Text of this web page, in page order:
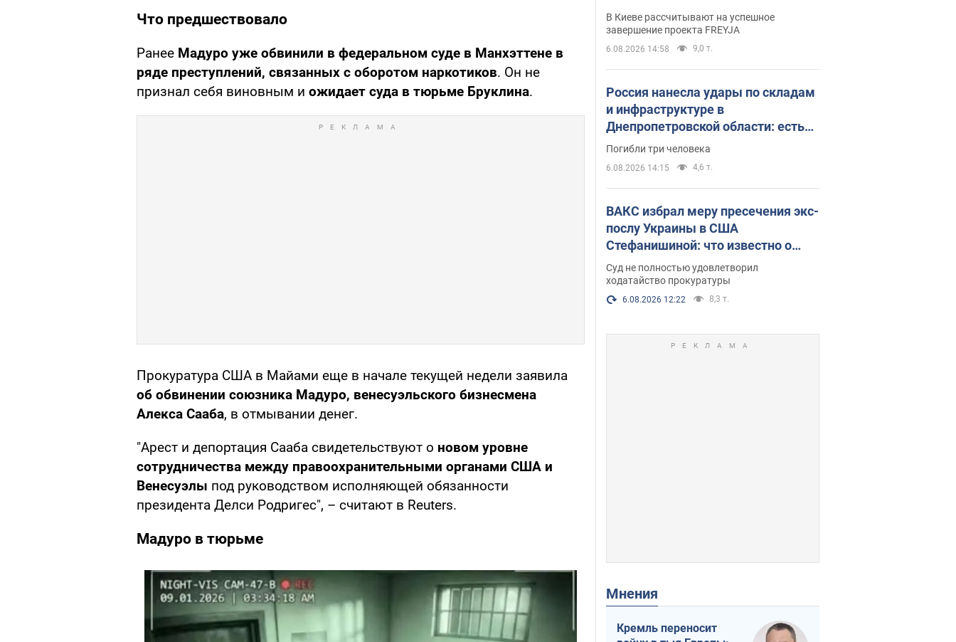
Что предшествовало
Ранее Мадуро уже обвинили в федеральном суде в Манхэттене в
ряде преступлений, связанных с оборотом наркотиков. Он не
признал себя виновным и ожидает суда в тюрьме Бруклина.
Прокуратура США в Майами еще в начале текущей недели заявила
об обвинении союзника Мадуро, венесуэльского бизнесмена
Алекса Сааба, в отмывании денег.
"Арест и депортация Сааба свидетельствуют о новом уровне
сотрудничества между правоохранительными органами США и
Венесуэлы под руководством исполняющей обязанности
президента Делси Родригес", – считают в Reuters.
Мадуро в тюрьме
программы FREYJA: какие
решения готовятся
В Киеве рассчитывают на успешное
завершение проекта FREYJA
6.08.2026 14:58 9,0 т.
Россия нанесла удары по складам
и инфраструктуре в
Днепропетровской области: есть
погибшие и раненые. Фото
Погибли три человека
6.08.2026 14:15 4,6 т.
ВАКС избрал меру пресечения экс-
послу Украины в США
Стефанишиной: что известно о
деле
Суд не полностью удовлетворил
ходатайство прокуратуры
6.08.2026 12:22 8,3 т.
Мнения
Кремль переносит